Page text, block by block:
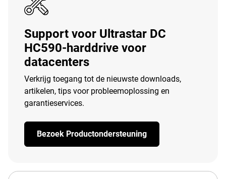
Support voor Ultrastar DC
HC590-harddrive voor
datacenters
Verkrijg toegang tot de nieuwste downloads,
artikelen, tips voor probleemoplossing en
garantieservices.
Bezoek Productondersteuning